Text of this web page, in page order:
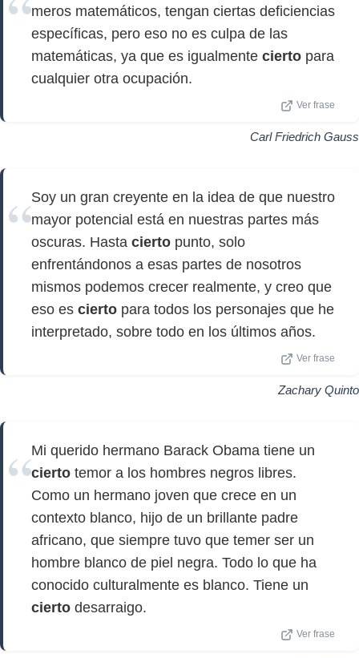
meros matemáticos, tengan ciertas deficiencias
específicas, pero eso no es culpa de las
matemáticas, ya que es igualmente cierto para
cualquier otra ocupación.
Ver frase
Carl Friedrich Gauss
Soy un gran creyente en la idea de que nuestro
mayor potencial está en nuestras partes más
oscuras. Hasta cierto punto, solo
enfrentándonos a esas partes de nosotros
mismos podemos crecer realmente, y creo que
eso es cierto para todos los personajes que he
interpretado, sobre todo en los últimos años.
Ver frase
Zachary Quinto
Mi querido hermano Barack Obama tiene un
cierto temor a los hombres negros libres.
Como un hermano joven que crece en un
contexto blanco, hijo de un brillante padre
africano, que siempre tuvo que temer ser un
hombre blanco de piel negra. Todo lo que ha
conocido culturalmente es blanco. Tiene un
cierto desarraigo.
Ver frase